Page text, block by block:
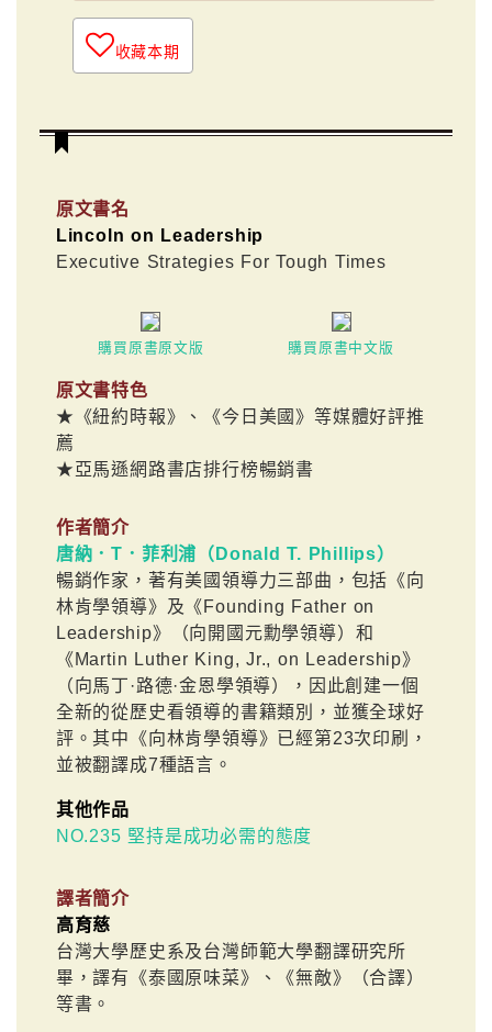
收藏本期
原文書名
Lincoln on Leadership
Executive Strategies For Tough Times
購買原書原文版 購買原書中文版
原文書特色
★《紐約時報》、《今日美國》等媒體好評推
薦
★亞馬遜網路書店排行榜暢銷書
作者簡介
唐納．T．菲利浦（Donald T. Phillips）
暢銷作家，著有美國領導力三部曲，包括《向
林肯學領導》及《Founding Father on
Leadership》（向開國元勳學領導）和
《Martin Luther King, Jr., on Leadership》
（向馬丁·路德·金恩學領導），因此創建一個
全新的從歷史看領導的書籍類別，並獲全球好
評。其中《向林肯學領導》已經第23次印刷，
並被翻譯成7種語言。
其他作品
NO.235 堅持是成功必需的態度
譯者簡介
高育慈
台灣大學歷史系及台灣師範大學翻譯研究所
畢，譯有《泰國原味菜》、《無敵》（合譯）
等書。